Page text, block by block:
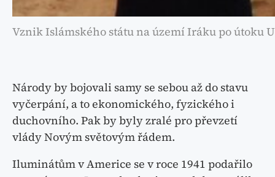
Vznik Islámského státu na území Iráku po útoku
Národy by bojovali samy se sebou až do stavu
vyčerpání, a to ekonomického, fyzického i
duchovního. Pak by byly zralé pro převzetí
vlády Novým světovým řádem.
Iluminátům v Americe se v roce 1941 podařilo